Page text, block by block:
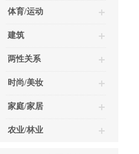
体育/运动
建筑
两性关系
时尚/美妆
家庭/家居
农业/林业